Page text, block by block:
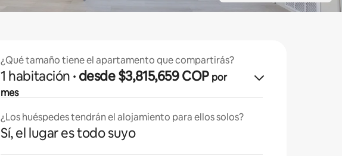
¿Qué tamaño tiene el apartamento que compartirás?
1 habitación · desde $3,815,659 COP por
mes
¿Los huéspedes tendrán el alojamiento para ellos solos?
Sí, el lugar es todo suyo